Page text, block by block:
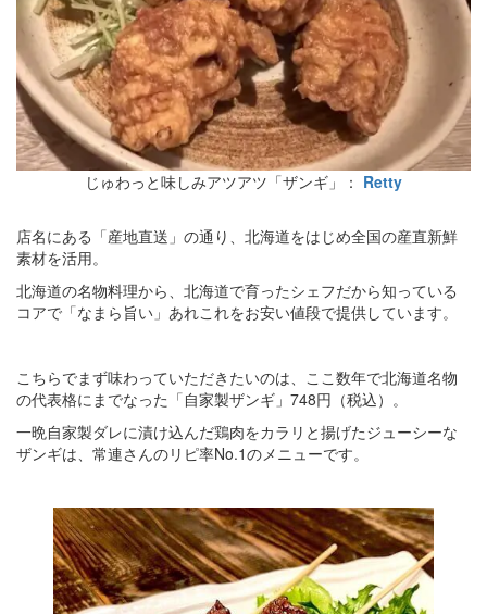
じゅわっと味しみアツアツ「ザンギ」： Retty
店名にある「産地直送」の通り、北海道をはじめ全国の産直新鮮
素材を活用。
北海道の名物料理から、北海道で育ったシェフだから知っている
コアで「なまら旨い」あれこれをお安い値段で提供しています。
こちらでまず味わっていただきたいのは、ここ数年で北海道名物
の代表格にまでなった「自家製ザンギ」748円（税込）。
一晩自家製ダレに漬け込んだ鶏肉をカラリと揚げたジューシーな
ザンギは、常連さんのリピ率No.1のメニューです。